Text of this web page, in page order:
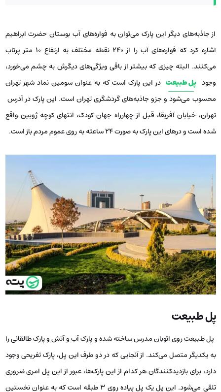
از جاذبه‌های دیگر این پارک می‌توان به فواره‌های آب بوستان حضرت ابراهیم
اشاره کرد که فواره‌های آب را از 240 نقطه مختلف به ارتفاع 10 متر پرتاب
می‌کنند. البته چیزی که بیشتر از باقی ویژگی‌های دیگرش به چشم می‌خورد،
وجود پل طبیعت در این پارک است که به عنوان سومین نماد شهر تهران
محسوب می‌شود و جزو جاذبه‌های گردشگری تهران است. این پارک در آدرس
تهران، خیابان آفریقا، قبل از چهارراه جهان کودک، انتهای کوچه ژوبین واقع
شده است و درهای این پارک به صورت 24 ساعته به روی عموم مردم باز است.
پل طبیعت
پل طبیعت روی اتوبان مدرس ساخته شده و پارک آب و آتش و پارک طالقانی را
به یکدیگر متصل می‌کند. از آنجایی که در دو طرف این پل، پارک تفریحی وجود
دارد، برای بازدیدکنندگان هر کدام از این پارک‌ها، عبور از این پل امری ضروری
تلقی می‌شود. این پل یک پل پیاده روی 3 طبقه است که به عنوان نخستین